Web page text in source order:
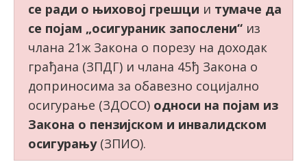
се ради о њиховој грешци и тумаче да
се појам „осигураник запослени“ из
члана 21ж Закона о порезу на доходак
грађана (ЗПДГ) и члана 45ђ Закона о
доприносима за обавезно социјално
осигурање (ЗДОСО) односи на појам из
Закона о пензијском и инвалидском
осигурању(ЗПИО).